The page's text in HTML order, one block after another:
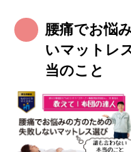
腰痛でお悩
いマットレ
当のこと